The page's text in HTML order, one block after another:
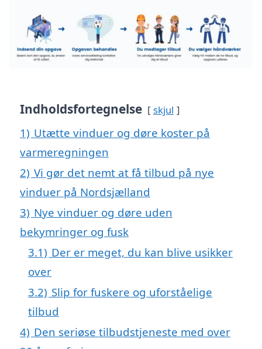
Indholdsfortegnelse skjul
1) Utætte vinduer og døre koster på
varmeregningen
2) Vi gør det nemt at få tilbud på nye
vinduer på Nordsjælland
3) Nye vinduer og døre uden
bekymringer og fusk
3.1) Der er meget, du kan blive usikker
over
3.2) Slip for fuskere og uforståelige
tilbud
4) Den seriøse tilbudstjeneste med over